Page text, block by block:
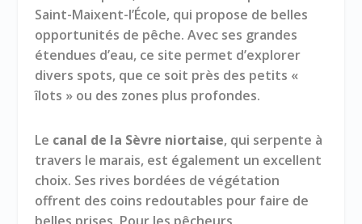
Saint-Maixent-l’École, qui propose de belles
opportunités de pêche. Avec ses grandes
étendues d’eau, ce site permet d’explorer
divers spots, que ce soit près des petits «
îlots » ou des zones plus profondes.
Le canal de la Sèvre niortaise, qui serpente à
travers le marais, est également un excellent
choix. Ses rives bordées de végétation
offrent des coins redoutables pour faire de